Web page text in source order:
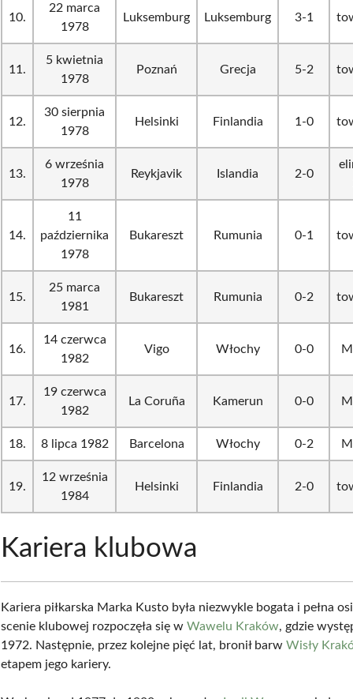
10.
22 marca
1978
Luksemburg Luksemburg 3-1
11.
5 kwietnia
1978
Poznań Grecja 5-2
12.
30 sierpnia
1978
Helsinki Finlandia 1-0
13.
6 września
1978
Reykjavik Islandia 2-0
14.
11
października
1978
Bukareszt Rumunia 0-1
15.
25 marca
1981
Bukareszt Rumunia 0-2
16.
14 czerwca
1982
Vigo Włochy 0-0
17.
19 czerwca
1982
La Coruña Kamerun 0-0
18. 8 lipca 1982 Barcelona Włochy 0-2
19.
12 września
1984
Helsinki Finlandia 2-0
Kariera klubowa
Kariera piłkarska Marka Kusto była niezwykle bogata i pełna
scenie klubowej rozpoczęła się w Wawelu Kraków, gdzie
1972. Następnie, przez kolejne pięć lat, bronił barw Wisły
etapem jego kariery.